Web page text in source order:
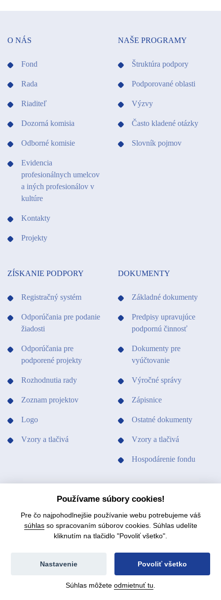
O NÁS
Fond
Rada
Riaditeľ
Dozorná komisia
Odborné komisie
Evidencia
profesionálnych umelcov
a iných profesionálov v
kultúre
Kontakty
Projekty
NAŠE PROGRAMY
Štruktúra podpory
Podporované oblasti
Výzvy
Často kladené otázky
Slovník pojmov
ZÍSKANIE PODPORY
Registračný systém
Odporúčania pre podanie
žiadosti
Odporúčania pre
podporené projekty
Rozhodnutia rady
Zoznam projektov
Logo
Vzory a tlačivá
DOKUMENTY
Základné dokumenty
Predpisy upravujúce
podpornú činnosť
Dokumenty pre
vyúčtovanie
Výročné správy
Zápisnice
Ostatné dokumenty
Vzory a tlačivá
Hospodárenie fondu
PODPORILI SME KONTAKTY
© 2021 Fond na podporu umenia. Mapa stránok
Používame súbory cookies!
Pre čo najpohodlnejšie používanie webu potrebujeme váš
súhlasso spracovaním súborov cookies. Súhlas udelíte
kliknutím na tlačidlo "Povoliť všetko".
Povoliť všetko
Nastavenie
Súhlas môžete odmietnuť tu